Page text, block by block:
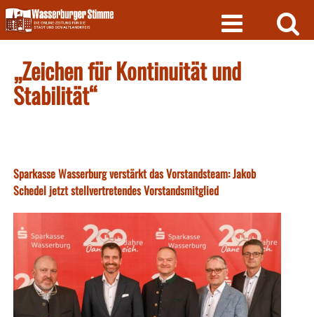
Skip
to
content
„Zeichen für Kontinuität und
Stabilität“
Sparkasse Wasserburg verstärkt das Vorstandsteam: Jakob
Schedel jetzt stellvertretendes Vorstandsmitglied